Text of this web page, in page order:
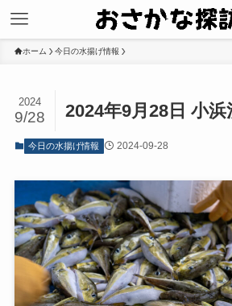
ホーム 今日の水揚げ情報
2024年9月28日 小
2024
9/28
今日の水揚げ情報 2024-09-28